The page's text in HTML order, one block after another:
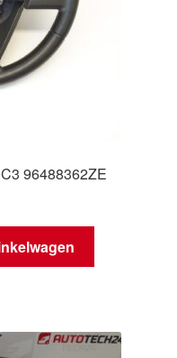
96488362ZE